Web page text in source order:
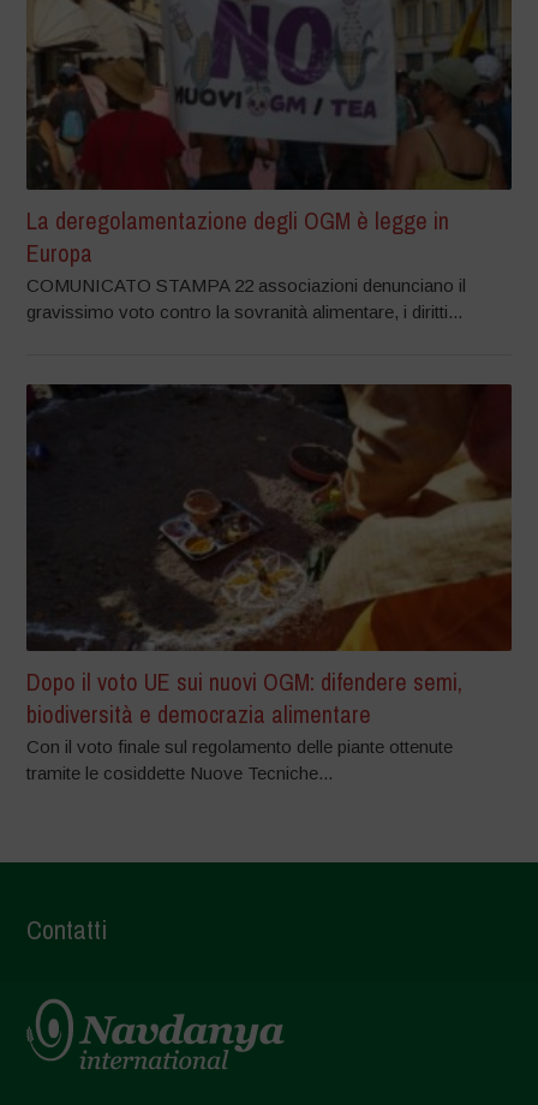
La deregolamentazione degli OGM è legge in
Europa
COMUNICATO STAMPA 22 associazioni denunciano il
gravissimo voto contro la sovranità alimentare, i diritti...
Dopo il voto UE sui nuovi OGM: difendere semi,
biodiversità e democrazia alimentare
Con il voto finale sul regolamento delle piante ottenute
tramite le cosiddette Nuove Tecniche...
Contatti